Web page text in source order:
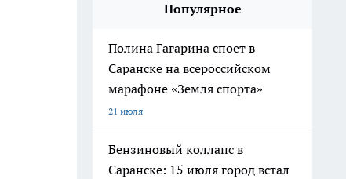
Популярное
Полина Гагарина споет в
Саранске на всероссийском
марафоне «Земля спорта»
21 июля
Бензиновый коллапс в
Саранске: 15 июля город встал